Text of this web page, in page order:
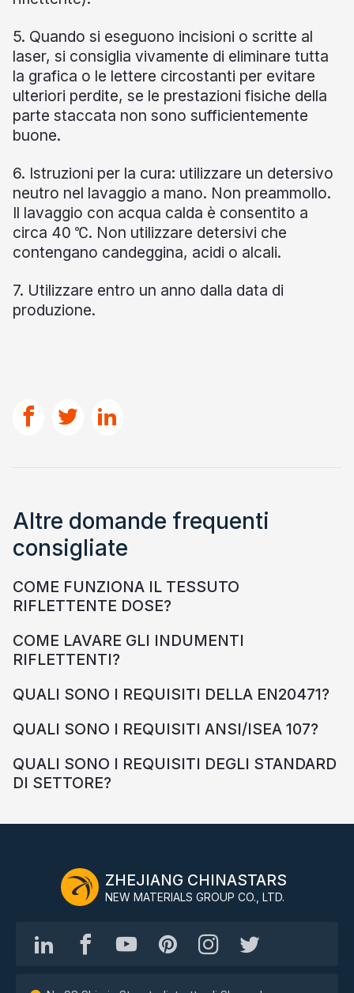
5. Quando si eseguono incisioni o scritte al
laser, si consiglia vivamente di eliminare tutta
la grafica o le lettere circostanti per evitare
ulteriori perdite, se le prestazioni fisiche della
parte staccata non sono sufficientemente
buone.
6. Istruzioni per la cura: utilizzare un detersivo
neutro nel lavaggio a mano. Non preammollo.
Il lavaggio con acqua calda è consentito a
circa 40 ℃. Non utilizzare detersivi che
contengano candeggina, acidi o alcali.
7. Utilizzare entro un anno dalla data di
produzione.
Altre domande frequenti
consigliate
COME FUNZIONA IL TESSUTO
RIFLETTENTE DOSE?
COME LAVARE GLI INDUMENTI
RIFLETTENTI?
QUALI SONO I REQUISITI DELLA EN20471?
QUALI SONO I REQUISITI ANSI/ISEA 107?
QUALI SONO I REQUISITI DEGLI STANDARD
DI SETTORE?
ZHEJIANG CHINASTARS
NEW MATERIALS GROUP CO., LTD.